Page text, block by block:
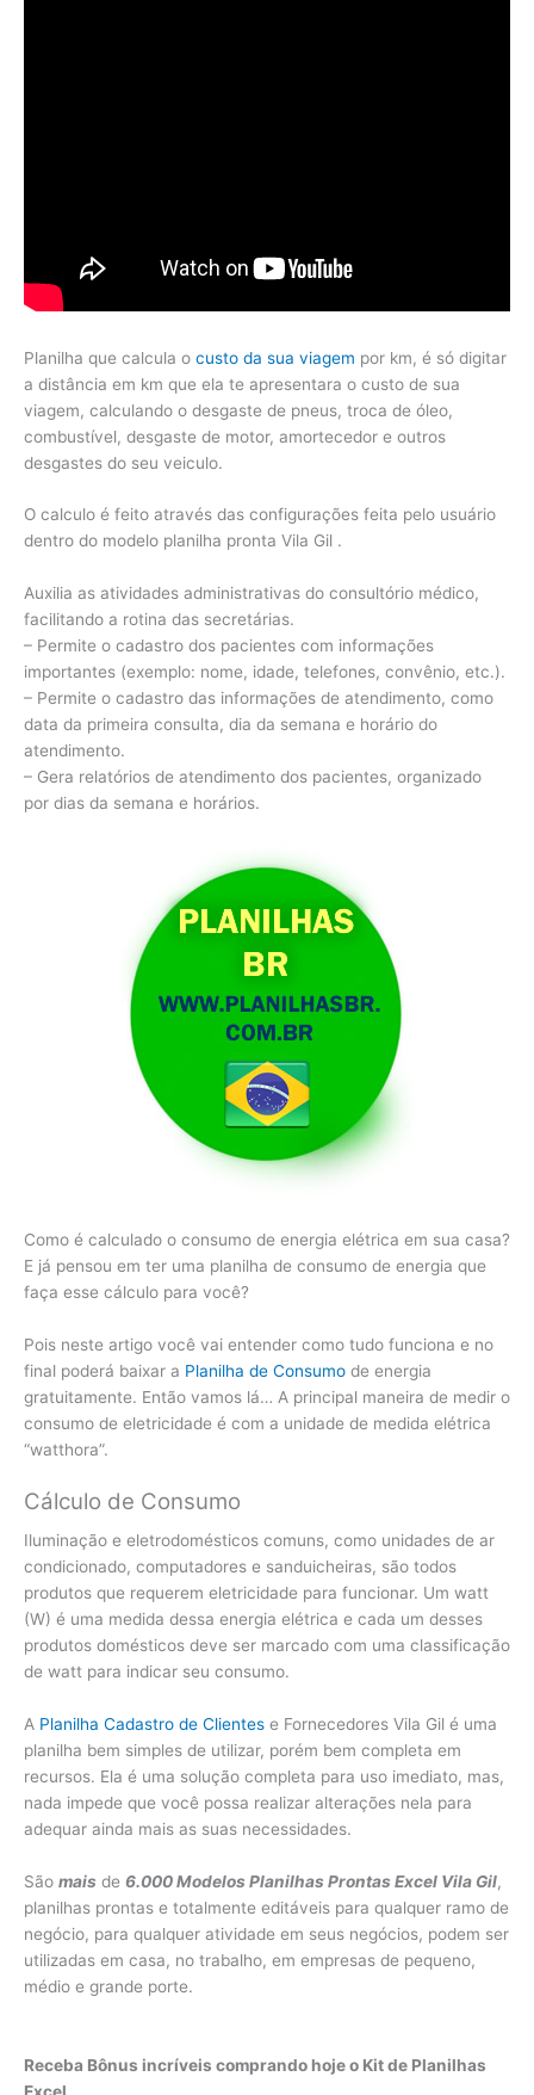
Planilha que calcula o custo da sua viagem por km, é só digitar
a distância em km que ela te apresentara o custo de sua
viagem, calculando o desgaste de pneus, troca de óleo,
combustível, desgaste de motor, amortecedor e outros
desgastes do seu veiculo.
O calculo é feito através das configurações feita pelo usuário
dentro do modelo planilha pronta Vila Gil .
Auxilia as atividades administrativas do consultório médico,
facilitando a rotina das secretárias.
– Permite o cadastro dos pacientes com informações
importantes (exemplo: nome, idade, telefones, convênio, etc.).
– Permite o cadastro das informações de atendimento, como
data da primeira consulta, dia da semana e horário do
atendimento.
– Gera relatórios de atendimento dos pacientes, organizado
por dias da semana e horários.
Como é calculado o consumo de energia elétrica em sua casa?
E já pensou em ter uma planilha de consumo de energia que
faça esse cálculo para você?
Pois neste artigo você vai entender como tudo funciona e no
final poderá baixar a Planilha de Consumo de energia
gratuitamente. Então vamos lá… A principal maneira de medir o
consumo de eletricidade é com a unidade de medida elétrica
“watthora”.
Cálculo de Consumo
Iluminação e eletrodomésticos comuns, como unidades de ar
condicionado, computadores e sanduicheiras, são todos
produtos que requerem eletricidade para funcionar. Um watt
(W) é uma medida dessa energia elétrica e cada um desses
produtos domésticos deve ser marcado com uma classificação
de watt para indicar seu consumo.
A Planilha Cadastro de Clientes e Fornecedores Vila Gil é uma
planilha bem simples de utilizar, porém bem completa em
recursos. Ela é uma solução completa para uso imediato, mas,
nada impede que você possa realizar alterações nela para
adequar ainda mais as suas necessidades.
São mais de 6.000 Modelos Planilhas Prontas Excel Vila Gil,
planilhas prontas e totalmente editáveis para qualquer ramo de
negócio, para qualquer atividade em seus negócios, podem ser
utilizadas em casa, no trabalho, em empresas de pequeno,
médio e grande porte.
Receba Bônus incríveis comprando hoje o Kit de Planilhas